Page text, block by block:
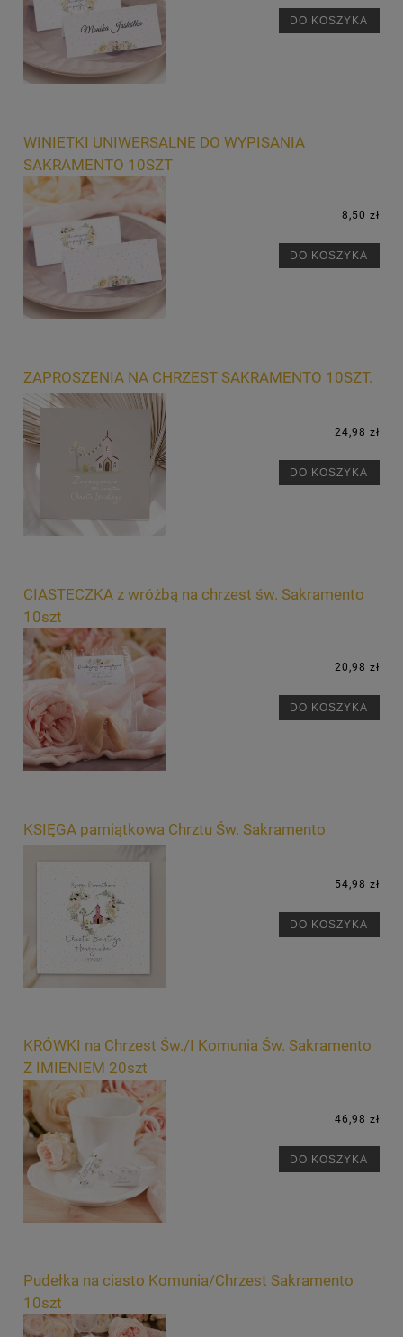
DO KOSZYKA
WINIETKI UNIWERSALNE DO WYPISANIA
SAKRAMENTO 10SZT
8,50 zł
DO KOSZYKA
ZAPROSZENIA NA CHRZEST SAKRAMENTO 10SZT.
24,98 zł
DO KOSZYKA
CIASTECZKA z wróżbą na chrzest św. Sakramento
10szt
20,98 zł
DO KOSZYKA
KSIĘGA pamiątkowa Chrztu Św. Sakramento
54,98 zł
DO KOSZYKA
KRÓWKI na Chrzest Św./I Komunia Św. Sakramento
Z IMIENIEM 20szt
46,98 zł
DO KOSZYKA
Pudełka na ciasto Komunia/Chrzest Sakramento
10szt